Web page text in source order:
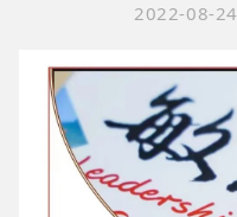
2022-08-24